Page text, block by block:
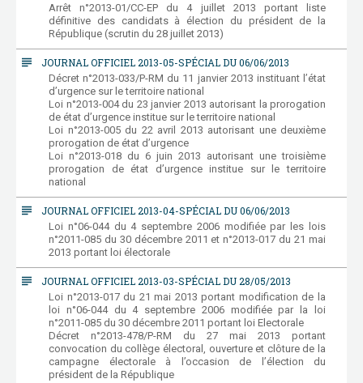
Arrêt n°2013-01/CC-EP du 4 juillet 2013 portant liste
définitive des candidats à élection du président de la
République (scrutin du 28 juillet 2013)
subject JOURNAL OFFICIEL 2013-05-SPÉCIAL DU 06/06/2013
Décret n°2013-033/P-RM du 11 janvier 2013 instituant l’état
d’urgence sur le territoire national
Loi n°2013-004 du 23 janvier 2013 autorisant la prorogation
de état d’urgence institue sur le territoire national
Loi n°2013-005 du 22 avril 2013 autorisant une deuxième
prorogation de état d’urgence
Loi n°2013-018 du 6 juin 2013 autorisant une troisième
prorogation de état d’urgence institue sur le territoire
national
subject JOURNAL OFFICIEL 2013-04-SPÉCIAL DU 06/06/2013
Loi n°06-044 du 4 septembre 2006 modifiée par les lois
n°2011-085 du 30 décembre 2011 et n°2013-017 du 21 mai
2013 portant loi électorale
subject JOURNAL OFFICIEL 2013-03-SPÉCIAL DU 28/05/2013
Loi n°2013-017 du 21 mai 2013 portant modification de la
loi n°06-044 du 4 septembre 2006 modifiée par la loi
n°2011-085 du 30 décembre 2011 portant loi Electorale
Décret n°2013-478/P-RM du 27 mai 2013 portant
convocation du collège électoral, ouverture et clôture de la
campagne électorale à l’occasion de l’élection du
président de la République